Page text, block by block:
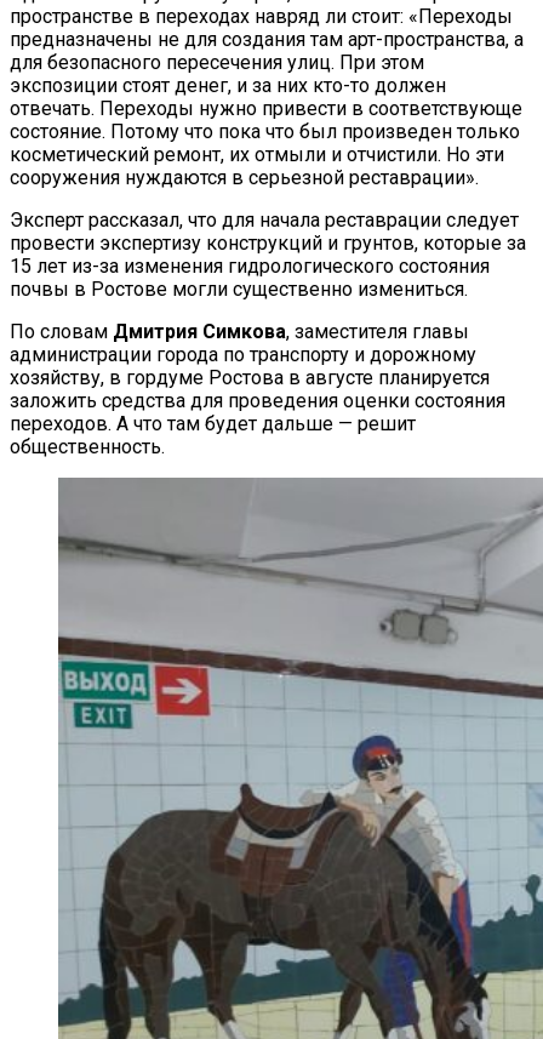
пространстве в переходах навряд ли стоит: «Переходы
предназначены не для создания там арт-пространства, а
для безопасного пересечения улиц. При этом
экспозиции стоят денег, и за них кто-то должен
отвечать. Переходы нужно привести в соответствующе
состояние. Потому что пока что был произведен только
косметический ремонт, их отмыли и отчистили. Но эти
сооружения нуждаются в серьезной реставрации».
Эксперт рассказал, что для начала реставрации следует
провести экспертизу конструкций и грунтов, которые за
15 лет из-за изменения гидрологического состояния
почвы в Ростове могли существенно измениться.
По словам Дмитрия Симкова, заместителя главы
администрации города по транспорту и дорожному
хозяйству, в гордуме Ростова в августе планируется
заложить средства для проведения оценки состояния
переходов. А что там будет дальше — решит
общественность.